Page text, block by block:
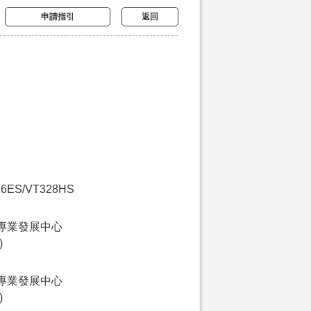
申請指引 返回
VT328HS
業發展中心
業發展中心